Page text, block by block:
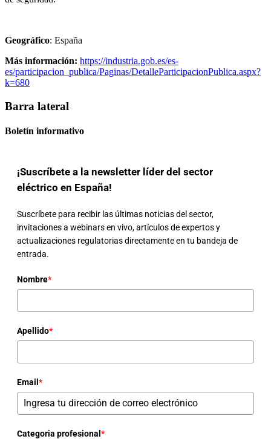
Geográfico: España
Más información: https://industria.gob.es/es-
es/participacion_publica/Paginas/DetalleParticipacionPublica.aspx?
k=680
Barra lateral
Boletín informativo
¡Suscríbete a la newsletter líder del sector
eléctrico en España!
Suscríbete para recibir las últimas noticias del sector,
invitaciones a webinars en vivo, artículos de expertos y
actualizaciones regulatorias directamente en tu bandeja de
entrada.
Nombre*
Apellido*
Email *
Categoria profesional *